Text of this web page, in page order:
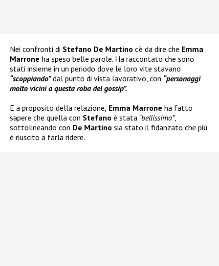
Nei confronti di Stefano De Martino c’è da dire che Emma
Marrone ha speso belle parole. Ha raccontato che sono
stati insieme in un periodo dove le loro vite stavano
“scoppiando”dal punto di vista lavorativo, con “personaggi
molto vicini a questa roba del gossip”.
E a proposito della relazione, Emma Marrone ha fatto
sapere che quella con Stefano è stata “bellissima”,
sottolineando con De Martino sia stato il fidanzato che più
è riuscito a farla ridere.